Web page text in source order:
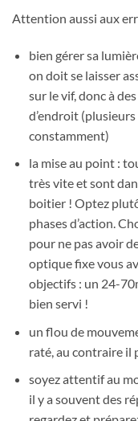
Attention aussi aux
bien gérer sa
on doit se laisser
sur le vif, donc à
d’endroit
constamment)
la mise au point :
très vite et sont
boitier ! Optez
phases d’action.
pour ne pas avoir
optique fixe vous
objectifs : un 24-
bien servi !
un flou de
raté, au contraire il
soyez attentif au
il y a souvent des